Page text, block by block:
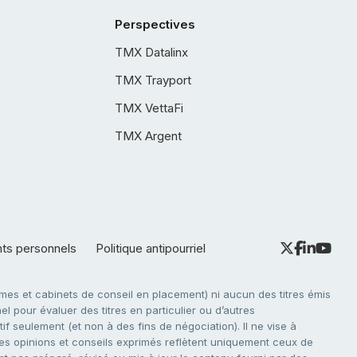
Perspectives
TMX Datalinx
TMX Trayport
TMX VettaFi
TMX Argent
personnels Politique antipourriel
et cabinets de conseil en placement) ni aucun des titres émis
pour évaluer des titres en particulier ou d’autres
seulement (et non à des fins de négociation). Il ne vise à
opinions et conseils exprimés reflètent uniquement ceux de